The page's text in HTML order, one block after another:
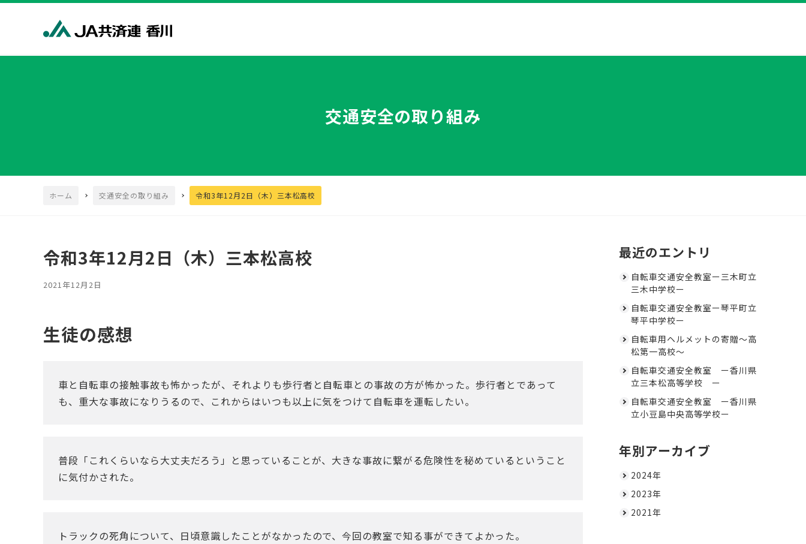
交通安全の取り組み
ホーム 交通安全の取り組み 令和3年12月2日（木）三本松高校
令和3年12月2日（木）三本松高校
2021年12月2日
生徒の感想
車と自転車の接触事故も怖かったが、それよりも歩行者と自転車との事故の方が怖かった。歩行者とであって
も、重大な事故になりうるので、これからはいつも以上に気をつけて自転車を運転したい。
普段「これくらいなら大丈夫だろう」と思っていることが、大きな事故に繋がる危険性を秘めているということ
に気付かされた。
トラックの死角について、日頃意識したことがなかったので、今回の教室で知る事ができてよかった。
最近のエントリ
自転車交通安全教室ー三木町立
三木中学校ー
自転車交通安全教室ー琴平町立
琴平中学校ー
自転車用ヘルメットの寄贈～高
松第一高校～
自転車交通安全教室 ー香川県
立三本松高等学校 ー
自転車交通安全教室 ー香川県
立小豆島中央高等学校ー
年別アーカイブ
2024年
2023年
2021年